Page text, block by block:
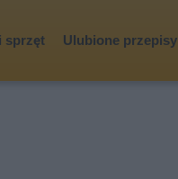
sprzęt Ulubione przepisy